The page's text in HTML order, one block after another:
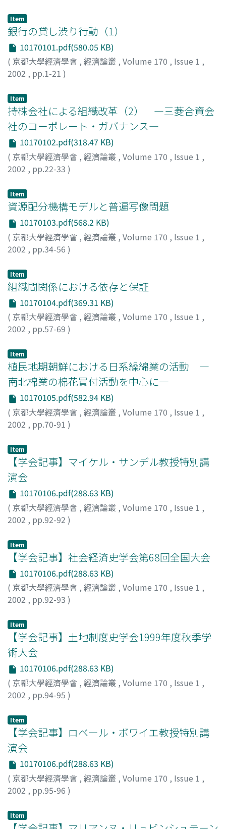
Item
銀行の貸し渋り行動（1）
10170101.pdf(580.05 KB)
( 京都大學經濟學會 , 經濟論叢 , Volume 170 , Issue 1 ,
2002 , pp.1-21 )
Item
持株会社による組織改革（2） ―三菱合資会
社のコーポレート・ガバナンス―
10170102.pdf(318.47 KB)
( 京都大學經濟學會 , 經濟論叢 , Volume 170 , Issue 1 ,
2002 , pp.22-33 )
Item
資源配分機構モデルと普遍写像問題
10170103.pdf(568.2 KB)
( 京都大學經濟學會 , 經濟論叢 , Volume 170 , Issue 1 ,
2002 , pp.34-56 )
Item
組織間関係における依存と保証
10170104.pdf(369.31 KB)
( 京都大學經濟學會 , 經濟論叢 , Volume 170 , Issue 1 ,
2002 , pp.57-69 )
Item
植民地期朝鮮における日系繰綿業の活動 ―
南北棉業の棉花買付活動を中心に―
10170105.pdf(582.94 KB)
( 京都大學經濟學會 , 經濟論叢 , Volume 170 , Issue 1 ,
2002 , pp.70-91 )
Item
【学会記事】マイケル・サンデル教授特別講
演会
10170106.pdf(288.63 KB)
( 京都大學經濟學會 , 經濟論叢 , Volume 170 , Issue 1 ,
2002 , pp.92-92 )
Item
【学会記事】社会経済史学会第68回全国大会
10170106.pdf(288.63 KB)
( 京都大學經濟學會 , 經濟論叢 , Volume 170 , Issue 1 ,
2002 , pp.92-93 )
Item
【学会記事】土地制度史学会1999年度秋季学
術大会
10170106.pdf(288.63 KB)
( 京都大學經濟學會 , 經濟論叢 , Volume 170 , Issue 1 ,
2002 , pp.94-95 )
ロItem
【学会記事】ロベール・ボワイエ教授特別講
演会
10170106.pdf(288.63 KB)
( 京都大學經濟學會 , 經濟論叢 , Volume 170 , Issue 1 ,
2002 , pp.95-96 )
Item